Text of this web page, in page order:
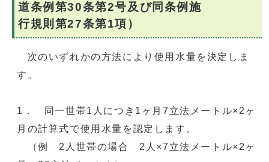
道条例第30条第2号及び同条例施
行規則第27条第1項）
次のいずれかの方法により使用水量を決定しま
す。
1． 同一世帯1人につき1ヶ月7立法メートル×2ヶ
月の計算式で使用水量を認定します。
（例 2人世帯の場合 2人×7立法メートル×2ヶ